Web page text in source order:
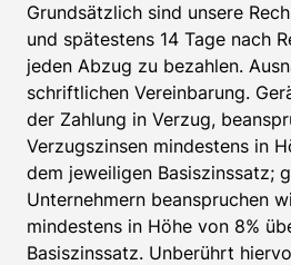
Grundsätzlich sind unsere
und spätestens 14 Tage nach
jeden Abzug zu bezahlen.
schriftlichen Vereinbarung.
der Zahlung in Verzug,
Verzugszinsen mindestens in
dem jeweiligen Basiszinssatz;
Unternehmern beanspruchen
mindestens in Höhe von 8%
Basiszinssatz. Unberührt